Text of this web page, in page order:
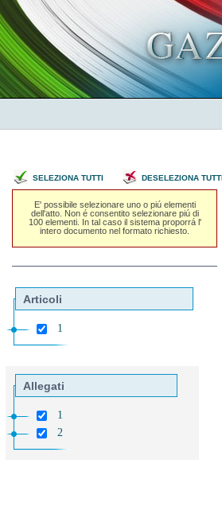
SELEZIONA TUTTI DESELEZIONA TUTTI
E' possibile selezionare uno o piú elementi
dell'atto. Non é consentito selezionare piú di
100 elementi. In tal caso il sistema proporrá l'
intero documento nel formato richiesto.
Articoli
1
Allegati
1
2